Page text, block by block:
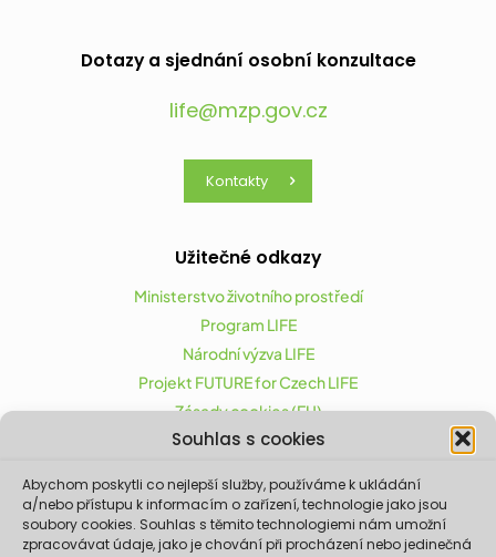
Souhlas s cookies
Abychom poskytli co nejlepší služby, používáme k ukládání
a/nebo přístupu k informacím o zařízení, technologie jako jsou
soubory cookies. Souhlas s těmito technologiemi nám umožní
zpracovávat údaje, jako je chování při procházení nebo jedinečná
Dotazy a sjednání osobní konzultace
life@mzp.gov.cz
Kontakty
Užitečné odkazy
Ministerstvo životního prostředí
Program LIFE
Národní výzva LIFE
Projekt FUTURE for Czech LIFE
Zásady cookies (EU)
Projekt FUTURE for Czech LIFE (LIFE21-CAP-CZ-LIFE
FOR CZECHIA) byl podpořen z finančního nástroje
Evropské unie LIFE.